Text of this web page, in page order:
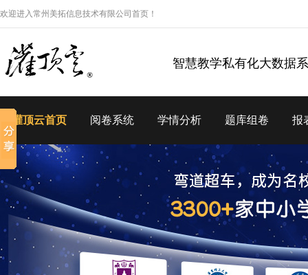
欢迎进入常州美拓信息技术有限公司首页！
智慧教学私有化大数据
灌顶云首页 阅卷系统 学情分析 题库组卷 报